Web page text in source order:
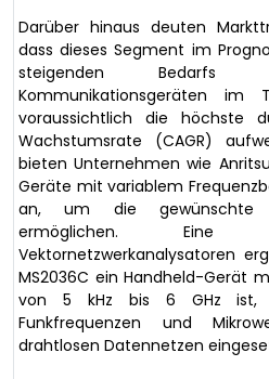
Darüber hinaus deuten
dass dieses Segment im
steigenden Bedarfs
Kommunikationsgeräten im
voraussichtlich die höchste
Wachstumsrate (CAGR)
bieten Unternehmen wie
Geräte mit variablem
an, um die gewünschte
ermöglichen. Eine
Vektornetzwerkanalysatoren
MS2036C ein Handheld-Gerät
von 5 kHz bis 6 GHz ist,
Funkfrequenzen und
drahtlosen Datennetzen